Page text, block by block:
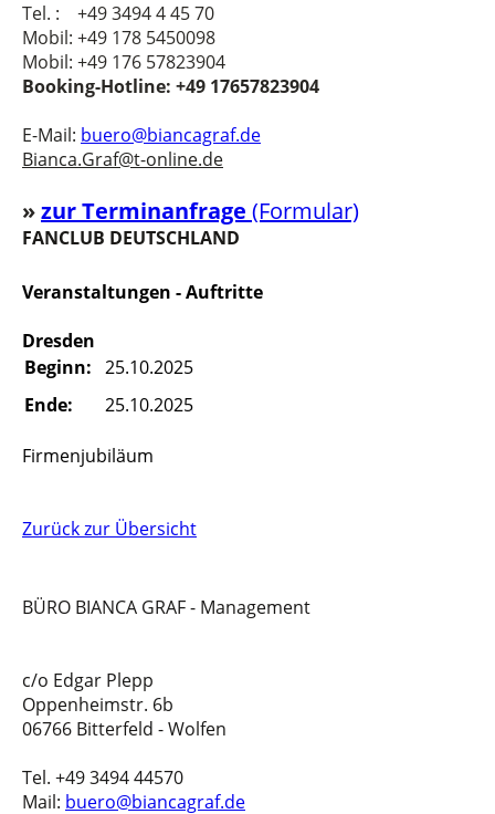
Tel. : +49 3494 4 45 70
Mobil: +49 178 5450098
Mobil: +49 176 57823904
Booking-Hotline: +49 17657823904
E-Mail: buero@biancagraf.de
Bianca.Graf@t-online.de
»zur Terminanfrage (Formular)
FANCLUB DEUTSCHLAND
Veranstaltungen - Auftritte
Dresden
Beginn: 25.10.2025
Ende:
25.10.2025
Firmenjubiläum
Zurück zur Übersicht
BÜRO BIANCA GRAF - Management
c/o Edgar Plepp
Oppenheimstr. 6b
06766 Bitterfeld - Wolfen
Tel. +49 3494 44570
Mail: buero@biancagraf.de